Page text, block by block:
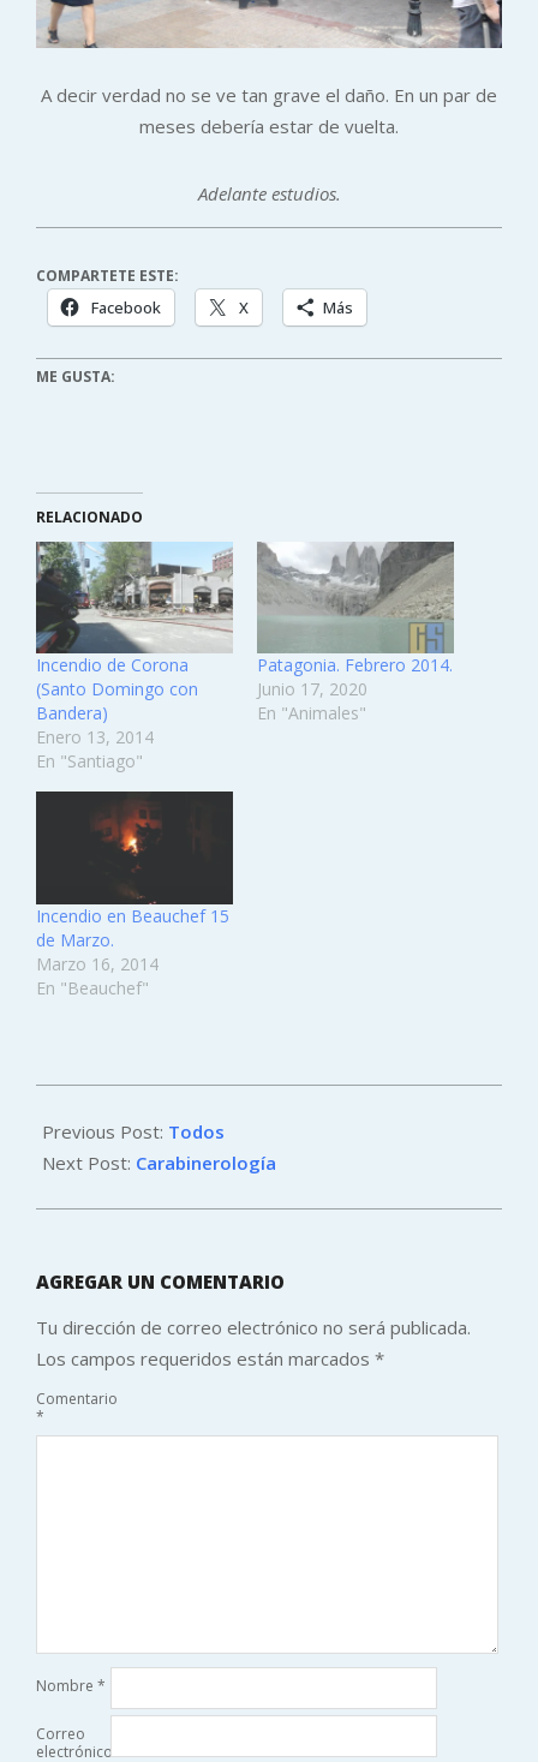
A decir verdad no se ve tan grave el daño. En un par de
meses debería estar de vuelta.
Adelante estudios.
COMPARTETE ESTE:
Facebook X Más
ME GUSTA:
RELACIONADO
Incendio de Corona
(Santo Domingo con
Bandera)
Enero 13, 2014
En "Santiago"
Patagonia. Febrero 2014.
Junio 17, 2020
En "Animales"
Incendio en Beauchef 15
de Marzo.
Marzo 16, 2014
En "Beauchef"
12-
27
Previous Post: Todos
Next Post: Carabinerología
AGREGAR UN COMENTARIO
Tu dirección de correo electrónico no será publicada.
Los campos requeridos están marcados *
Comentario
*
Nombre *
Correo
electrónico